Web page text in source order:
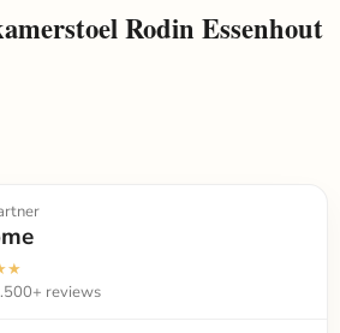
Rodin Essenhout
reviews